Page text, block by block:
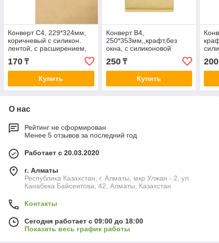
Конверт С4, 229*324мм,
коричневый с силикон.
лентой, с расширением,
боков и донное,90гр. цена
за шт.
170 ₸
Купить
Конверт В4,
250*353мм,,крафт,без
окна, с силиконовой
лентой, 130гр,боковое и
донное расширение,
250₸
Купить
200
О нас
Рейтинг не сформирован
Менее 5 отзывов за последний год
Работает с 20.03.2020
г. Алматы
Республика Казахстан, г. Алматы, мкр Улжан - 2, ул.
Канабека Байсеитова, 42, Алматы, Казахстан
Контакты
Сегодня работает с 09:00 до 18:00
Показать весь график работы